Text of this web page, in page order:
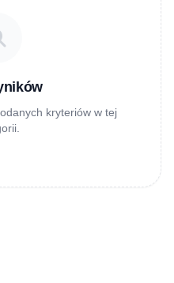
kryteriów w tej